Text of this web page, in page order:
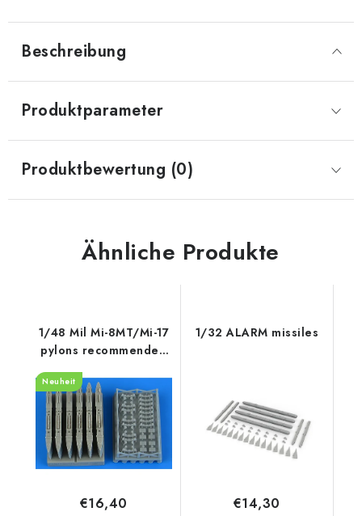
Beschreibung
Produktparameter
Produktbewertung (0)
Ähnliche Produkte
1/48 Mil Mi-8MT/Mi-17
pylons recommended
for Trumpeter
Neuheit
€16,40
1/32 ALARM missiles
€14,30